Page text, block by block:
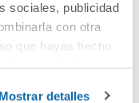
sociales, publicidad
con otra
que hayas hecho
Mostrar detalles
producto!